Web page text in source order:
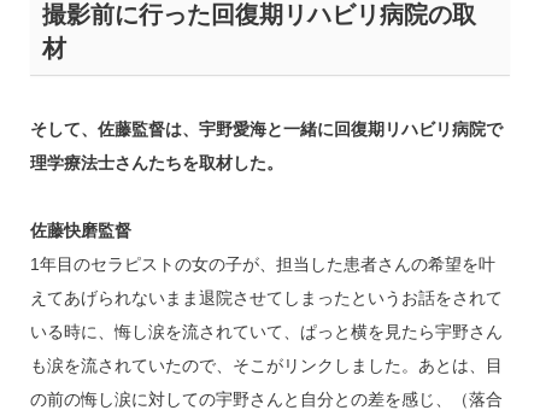
撮影前に行った回復期リハビリ病院の取
材
そして、佐藤監督は、宇野愛海と一緒に回復期リハビリ病院で
理学療法士さんたちを取材した。
佐藤快磨監督
1年目のセラピストの女の子が、担当した患者さんの希望を叶
えてあげられないまま退院させてしまったというお話をされて
いる時に、悔し涙を流されていて、ぱっと横を見たら宇野さん
も涙を流されていたので、そこがリンクしました。あとは、目
の前の悔し涙に対しての宇野さんと自分との差を感じ、（落合